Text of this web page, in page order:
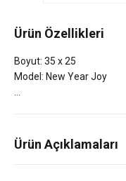
Ürün Özellikleri
Boyut: 35 x 25
Model: New Year Joy
Ürün Açıklamaları